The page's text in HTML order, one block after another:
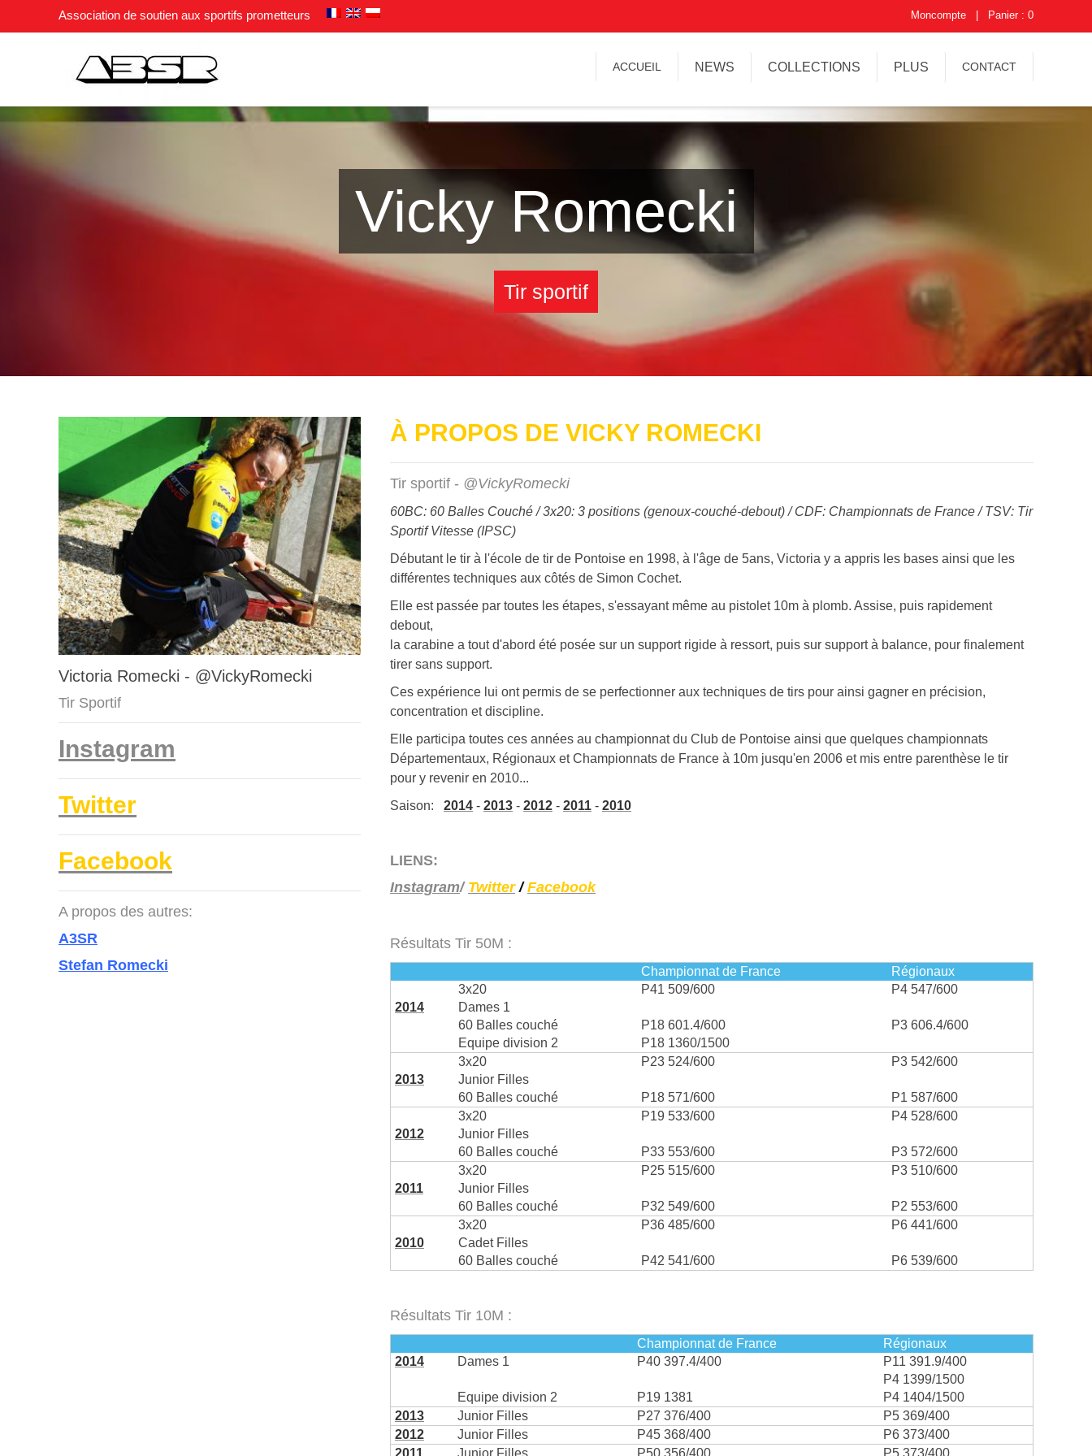
Association de soutien aux sportifs prometteurs Panier : 0
Moncompte
ACCUEIL NEWS COLLECTIONS PLUS CONTACT
Vicky Romecki
Tir sportif
Victoria Romecki - @VickyRomecki
Tir Sportif
Instagram
Twitter
Facebook
A propos des autres:
A3SR
Stefan Romecki
À PROPOS DE VICKY ROMECKI
Tir sportif - @VickyRomecki
60BC: 60 Balles Couché / 3x20: 3 positions (genoux-couché-debout) / CDF: Championnats de France / TSV: Tir
Sportif Vitesse (IPSC)
Débutant le tir à l'école de tir de Pontoise en 1998, à l'âge de 5ans, Victoria y a appris les bases ainsi que les
différentes techniques aux côtés de Simon Cochet.
Elle est passée par toutes les étapes, s'essayant même au pistolet 10m à plomb. Assise, puis rapidement
debout,
la carabine a tout d'abord été posée sur un support rigide à ressort, puis sur support à balance, pour finalement
tirer sans support.
Ces expérience lui ont permis de se perfectionner aux techniques de tirs pour ainsi gagner en précision,
concentration et discipline.
Elle participa toutes ces années au championnat du Club de Pontoise ainsi que quelques championnats
Départementaux, Régionaux et Championnats de France à 10m jusqu'en 2006 et mis entre parenthèse le tir
pour y revenir en 2010...
Saison: 2014 - 2013 - 2012 - 2011 - 2010
LIENS:
Instagram/ Twitter/ Facebook
Résultats Tir 50M :
Championnat de France
Régionaux
3x20
P41 509/600
P4 547/600
2014
Dames 1
60 Balles couché
P18 601.4/600
P3 606.4/600
Equipe division 2
P18 1360/1500
3x20
P23 524/600
P3 542/600
2013
Junior Filles
60 Balles couché
P18 571/600
P1 587/600
3x20
P19 533/600
P4 528/600
2012
Junior Filles
60 Balles couché
P33 553/600
P3 572/600
3x20
P25 515/600
P3 510/600
2011
Junior Filles
60 Balles couché
P32 549/600
P2 553/600
3x20
P36 485/600
P6 441/600
2010
Cadet Filles
60 Balles couché
P42 541/600 P6 539/600
Résultats Tir 10M :
Championnat de France
Régionaux
2014
Dames 1 P40 397.4/400
P11 391.9/400
P4 1399/1500
Equipe division 2
P19 1381
P4 1404/1500
2013
Junior Filles P27 376/400
P5 369/400
2012
Junior Filles P45 368/400
P6 373/400
2011
Junior Filles P50 356/400 P5 373/400